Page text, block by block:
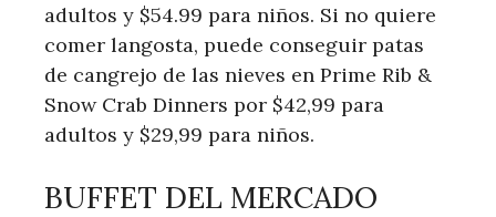
adultos y $54.99 para niños. Si no quiere
comer langosta, puede conseguir patas
de cangrejo de las nieves en Prime Rib &
Snow Crab Dinners por $42,99 para
adultos y $29,99 para niños.
BUFFET DEL MERCADO